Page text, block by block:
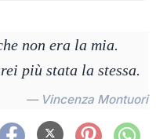
non era la mia.
più stata la stessa.
— Vincenza Montuori